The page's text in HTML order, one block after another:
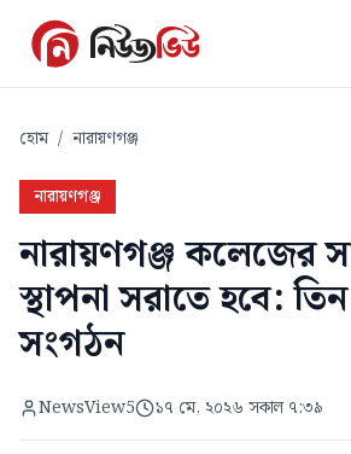
হোম / নারায়ণগঞ্জ
নারায়ণগঞ্জ
নারায়ণগঞ্জ কলেজের
স্থাপনা সরাতে হবে: তিন
সংগঠন
NewsView5 ১৭ মে, ২০২৬ সকাল ৭:৩৯